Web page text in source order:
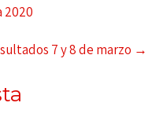
2020
7 y 8 de marzo →